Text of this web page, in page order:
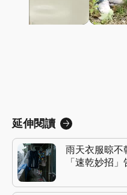
延伸閱讀
雨天衣服晾不
「速乾妙招